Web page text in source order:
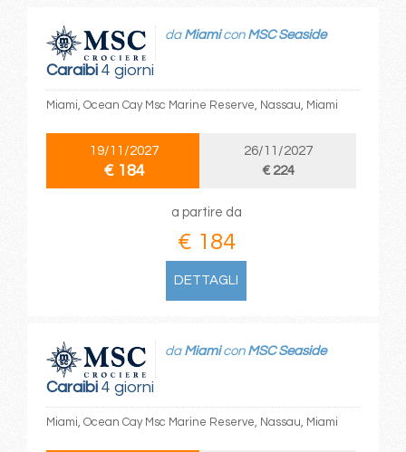
Caraibi4 giorni
da Miamicon MSC Seaside
Miami, Ocean Cay Msc Marine Reserve, Nassau, Miami
19/11/2027
€ 184
26/11/2027
€ 224
a partire da
€ 184
DETTAGLI
Caraibi4 giorni
da Miamicon MSC Seaside
Miami, Ocean Cay Msc Marine Reserve, Nassau, Miami